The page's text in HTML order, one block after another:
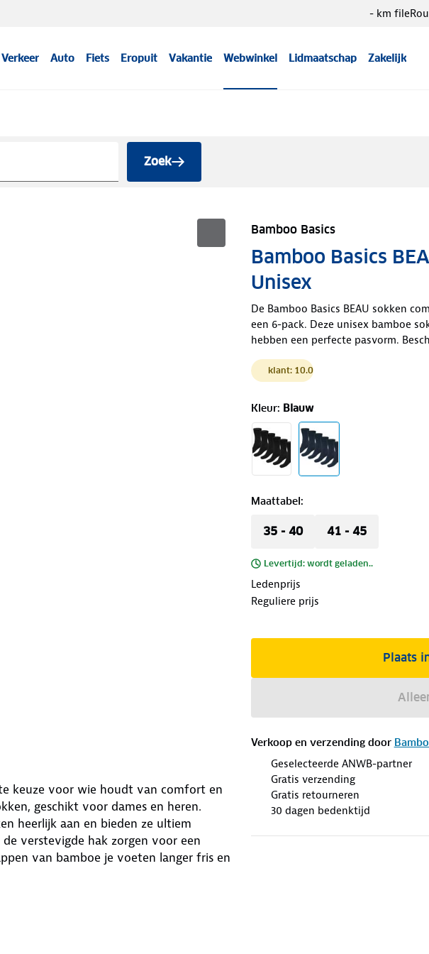
Verkeer Auto Fiets Eropuit Vakantie Webwinkel Lidmaatschap Zakelijk
- km file
Zoek
Bamboo Basics
Bamboo Basics
Unisex
De Bamboo Basics BEAU sokken
een 6-pack. Deze unisex bamboe
hebben een perfecte pasvorm.
klant: 10.0
Kleur: Blauw
Maattabel:
35 - 40 41 - 45
Levertijd: wordt geladen..
Ledenprijs
Reguliere prijs
Plaats
Verkoop en verzending door
Geselecteerde ANWB-partner
Gratis verzending
Gratis retourneren
30 dagen bedenktijd
keuze voor wie houdt van comfort en
geschikt voor dames en heren.
heerlijk aan en bieden ze ultiem
verstevigde hak zorgen voor een
van bamboe je voeten langer fris en
paren bij elkaar kunt zoeken. Het